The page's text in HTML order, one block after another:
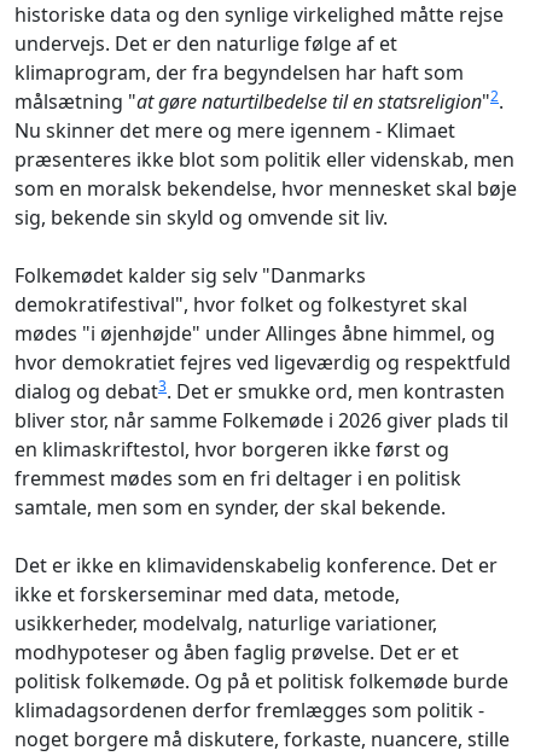
historiske data og den synlige virkelighed måtte rejse
undervejs. Det er den naturlige følge af et
klimaprogram, der fra begyndelsen har haft som
målsætning "at gøre naturtilbedelse til en statsreligion"2.
Nu skinner det mere og mere igennem - Klimaet
præsenteres ikke blot som politik eller videnskab, men
som en moralsk bekendelse, hvor mennesket skal bøje
sig, bekende sin skyld og omvende sit liv.
Folkemødet kalder sig selv "Danmarks
demokratifestival", hvor folket og folkestyret skal
mødes "i øjenhøjde" under Allinges åbne himmel, og
hvor demokratiet fejres ved ligeværdig og respektfuld
dialog og debat3. Det er smukke ord, men kontrasten
bliver stor, når samme Folkemøde i 2026 giver plads til
en klimaskriftestol, hvor borgeren ikke først og
fremmest mødes som en fri deltager i en politisk
samtale, men som en synder, der skal bekende.
Det er ikke en klimavidenskabelig konference. Det er
ikke et forskerseminar med data, metode,
usikkerheder, modelvalg, naturlige variationer,
modhypoteser og åben faglig prøvelse. Det er et
politisk folkemøde. Og på et politisk folkemøde burde
klimadagsordenen derfor fremlægges som politik -
noget borgere må diskutere, forkaste, nuancere, stille